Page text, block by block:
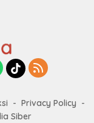
Privacy Policy
Siber